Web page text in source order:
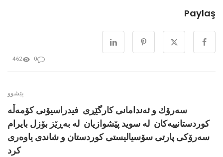
Paylaş
0
462
پێشوو
سەرۆك و ئەندامانی كارگێڕی فیدراسیۆنی كۆمەڵە
كوردستانییەكان له سوید پێشوازیان لە بەڕێز بۆزل بایرام
سەرۆكی پارتی سۆسیالیستی كوردستان و شاندی یاوەری
كرد